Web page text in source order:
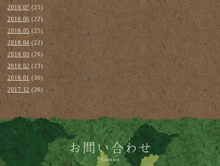
2018.07(25)
2018.06(22)
2018.05 (25)
2018.04(22)
2018.03(26)
2018.02(23)
2018.01 (30)
2017.12(26)